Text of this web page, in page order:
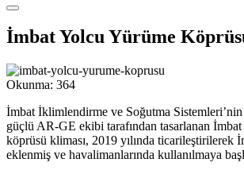
İmbat Yolcu Yürüme
Okunma: 364
İmbat İklimlendirme ve Soğutma
güçlü AR-GE ekibi tarafından tasarlanan
köprüsü kliması, 2019 yılında ticarileştirilerek
eklenmiş ve havalimanlarında kullanılmaya